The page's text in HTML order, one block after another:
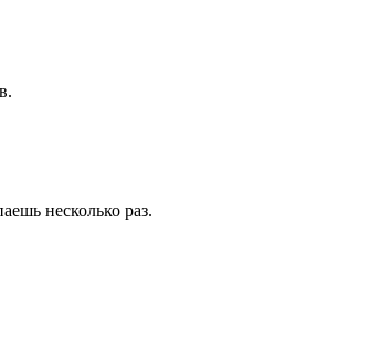
несколько раз.